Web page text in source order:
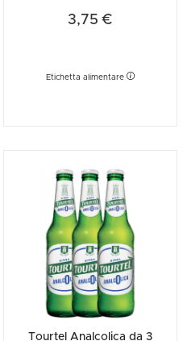
3,75 €
Etichetta alimentare
Tourtel Analcolica da 3